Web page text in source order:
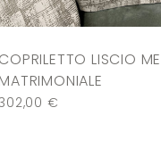
COPRILETTO LISCIO
MATRIMONIALE
€